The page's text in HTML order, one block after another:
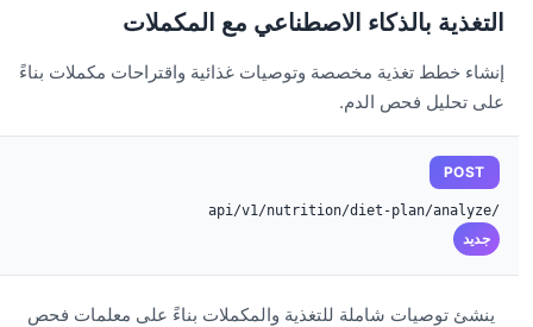
التغذية بالذكاء الاصطناعي مع المكملات
إنشاء خطط تغذية مخصصة وتوصيات غذائية واقتراحات مكملات بناءً
على تحليل فحص الدم.
POST
/api/v1/nutrition/diet-plan/analyze
جديد
ينشئ توصيات شاملة للتغذية والمكملات بناءً على معلمات فحص